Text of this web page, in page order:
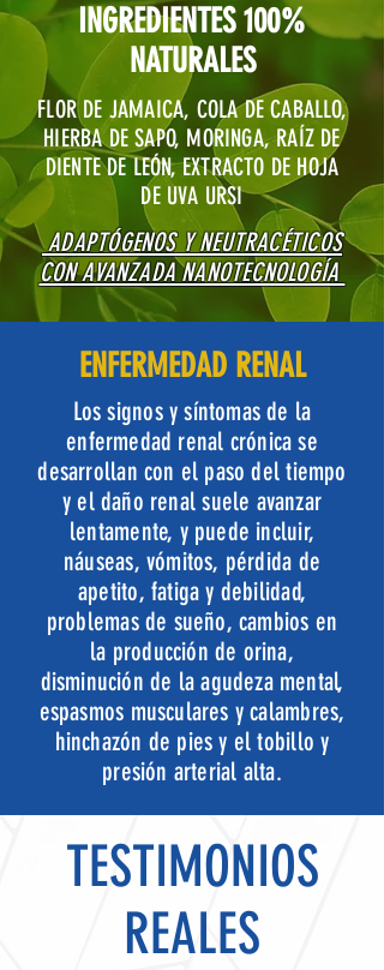
INGREDIENTES 100%
NATURALES
FLOR DE JAMAICA, COLA DE CABALLO,
HIERBA DE SAPO, MORINGA, RAÍZ DE
DIENTE DE LEÓN, EXTRACTO DE HOJA
DE UVA URSI
ADAPTÓGENOS Y NEUTRACÉTICOS
CON AVANZADA NANOTECNOLOGÍA
ENFERMEDAD RENAL
Los signos y síntomas de la
enfermedad renal crónica se
desarrollan con el paso del tiempo
y el daño renal suele avanzar
lentamente, y puede incluir,
náuseas, vómitos, pérdida de
apetito, fatiga y debilidad,
problemas de sueño, cambios en
la producción de orina,
disminución de la agudeza mental,
espasmos musculares y calambres,
hinchazón de pies y el tobillo y
presión arterial alta.
TESTIMONIOS
REALES